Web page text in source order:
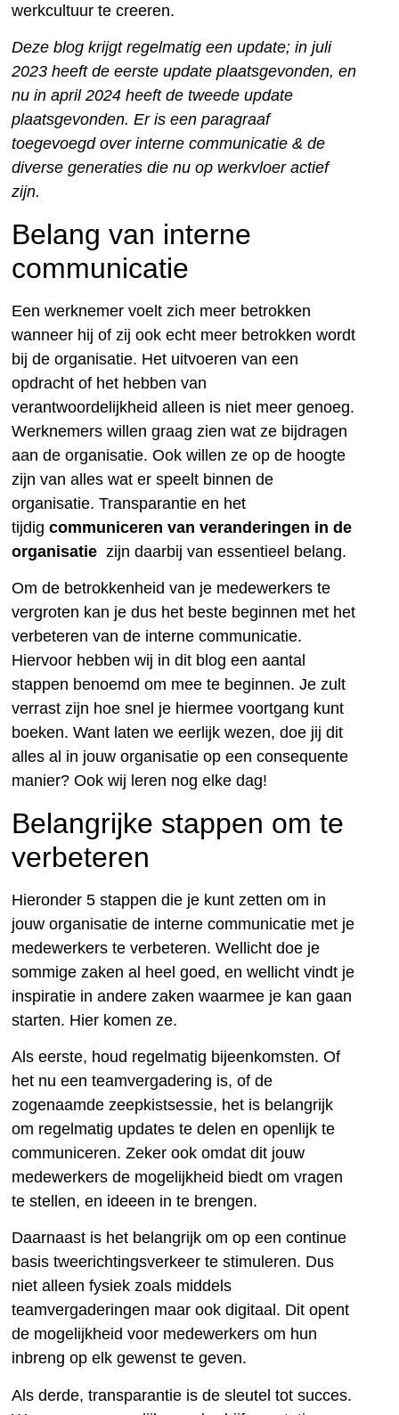
werkcultuur te creeren.
Deze blog krijgt regelmatig een update; in juli
2023 heeft de eerste update plaatsgevonden, en
nu in april 2024 heeft de tweede update
plaatsgevonden. Er is een paragraaf
toegevoegd over interne communicatie & de
diverse generaties die nu op werkvloer actief
zijn.
Belang van interne
communicatie
Een werknemer voelt zich meer betrokken
wanneer hij of zij ook echt meer betrokken wordt
bij de organisatie. Het uitvoeren van een
opdracht of het hebben van
verantwoordelijkheid alleen is niet meer genoeg.
Werknemers willen graag zien wat ze bijdragen
aan de organisatie. Ook willen ze op de hoogte
zijn van alles wat er speelt binnen de
organisatie. Transparantie en het
tijdigcommuniceren van veranderingen in de
organisatie zijn daarbij van essentieel belang.
Om de betrokkenheid van je medewerkers te
vergroten kan je dus het beste beginnen met het
verbeteren van de interne communicatie.
Hiervoor hebben wij in dit blog een aantal
stappen benoemd om mee te beginnen. Je zult
verrast zijn hoe snel je hiermee voortgang kunt
boeken. Want laten we eerlijk wezen, doe jij dit
alles al in jouw organisatie op een consequente
manier? Ook wij leren nog elke dag!
Belangrijke stappen om te
verbeteren
Hieronder 5 stappen die je kunt zetten om in
jouw organisatie de interne communicatie met je
medewerkers te verbeteren. Wellicht doe je
sommige zaken al heel goed, en wellicht vindt je
inspiratie in andere zaken waarmee je kan gaan
starten. Hier komen ze.
Als eerste, houd regelmatig bijeenkomsten. Of
het nu een teamvergadering is, of de
zogenaamde zeepkistsessie, het is belangrijk
om regelmatig updates te delen en openlijk te
communiceren. Zeker ook omdat dit jouw
medewerkers de mogelijkheid biedt om vragen
te stellen, en ideeen in te brengen.
Daarnaast is het belangrijk om op een continue
basis tweerichtingsverkeer te stimuleren. Dus
niet alleen fysiek zoals middels
teamvergaderingen maar ook digitaal. Dit opent
de mogelijkheid voor medewerkers om hun
inbreng op elk gewenst te geven.
Als derde, transparantie is de sleutel tot succes.